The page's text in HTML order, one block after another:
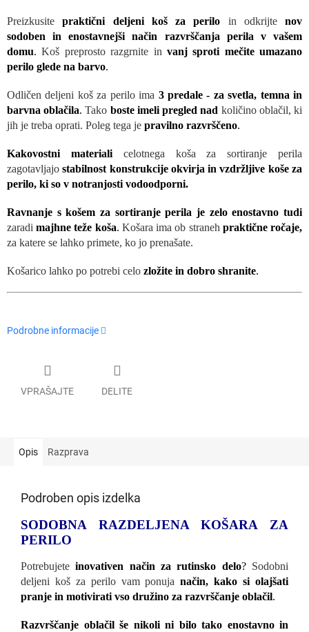
Preizkusitepraktični deljeni koš za perilo in odkrijte nov
sodoben in enostavnejši način razvrščanja perila v vašem
domu. Koš preprosto razgrnite in vanj sproti mečite umazano
perilo glede na barvo.
Odličen deljeni koš za perilo ima 3 predale - za svetla, temna in
barvna oblačila. Tako boste imeli pregled nad količino oblačil, ki
jih je treba oprati. Poleg tega je pravilno razvrščeno.
Kakovostni materiali celotnega koša za sortiranje perila
zagotavljajostabilnost konstrukcije okvirja in vzdržljive koše za
perilo, ki so v notranjosti vodoodporni.
Ravnanje s košem za sortiranje perila je zelo enostavno tudi
zaradimajhne teže koša. Košara ima ob straneh praktične ročaje,
za katere se lahko primete, ko jo prenašate.
Košarico lahko po potrebi celo zložite in dobro shranite.
Podrobne informacije
VPRAŠAJTE DELITE
Opis Razprava
Podroben opis izdelka
SODOBNA RAZDELJENA KOŠARA ZA
PERILO
Potrebujeteinovativen način za rutinsko delo?Sodobni
deljeni koš za perilo vam ponujanačin, kako si olajšati
pranje in motivirati vso družino za razvrščanje oblačil.
Razvrščanje oblačil še nikoli ni bilo tako enostavno in